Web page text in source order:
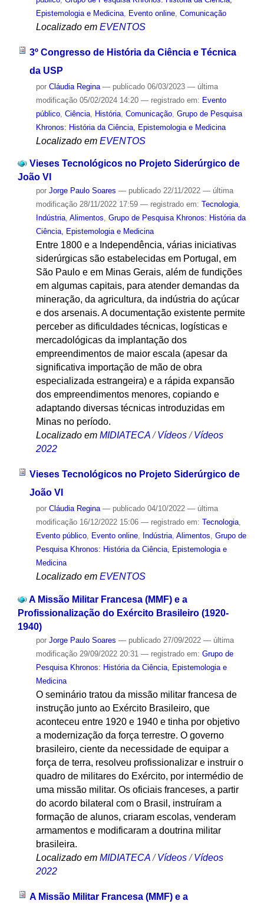
Epistemologia e Medicina, Evento online, Comunicação
Localizado em EVENTOS
3º Congresso de História da Ciência e Técnica
da USP
por Cláudia Regina — publicado06/03/2023 — última
modificação05/02/2024 14:20 — registrado em: Evento
público, Ciência, História, Comunicação, Grupo de Pesquisa
Khronos: História da Ciência, Epistemologia e Medicina
Localizado em EVENTOS
Vieses Tecnológicos no Projeto Siderúrgico de
João VI
por Jorge Paulo Soares — publicado22/11/2022 — última
modificação28/11/2022 17:59 — registrado em: Tecnologia,
Indústria, Alimentos, Grupo de Pesquisa Khronos: História da
Ciência, Epistemologia e Medicina
Entre 1800 e a Independência, várias iniciativas
siderúrgicas são estabelecidas em Portugal, em
São Paulo e em Minas Gerais, além de fundições
em algumas capitais, para atender demandas da
mineração, da agricultura, da indústria do açúcar
e dos arsenais. A documentação existente permite
perceber as dificuldades técnicas, logísticas e
mercadológicas da implantação dos
empreendimentos de maior escala (apesar da
significativa importação de mão de obra
especializada estrangeira) e a rápida expansão
dos empreendimentos menores, copiando e
adaptando diversas técnicas introduzidas em
Minas no período.
Localizado em MIDIATECA / Vídeos / Vídeos
2022
Vieses Tecnológicos no Projeto Siderúrgico de
João VI
por Cláudia Regina — publicado04/10/2022 — última
modificação16/12/2022 15:06 — registrado em: Tecnologia,
Evento público, Evento online, Indústria, Alimentos, Grupo de
Pesquisa Khronos: História da Ciência, Epistemologia e
Medicina
Localizado em EVENTOS
A Missão Militar Francesa (MMF) e a
Profissionalização do Exército Brasileiro (1920-
1940)
por Jorge Paulo Soares — publicado27/09/2022 — última
modificação29/09/2022 20:31 — registrado em: Grupo de
Pesquisa Khronos: História da Ciência, Epistemologia e
Medicina
O seminário tratou da missão militar francesa de
instrução junto ao Exército Brasileiro, que
aconteceu entre 1920 e 1940 e tinha por objetivo
a modernização da força terrestre. O governo
brasileiro, ciente da necessidade de equipar a
força de terra, resolveu profissionalizar e instruir o
quadro de militares do Exército, por intermédio de
uma missão militar. Os oficiais franceses, a partir
do acordo bilateral com o Brasil, instruíram a
formação de alunos, criaram escolas, venderam
armamentos e modificaram a doutrina militar
brasileira.
Localizado em MIDIATECA /Vídeos /Vídeos
2022
A Missão Militar Francesa (MMF) e a